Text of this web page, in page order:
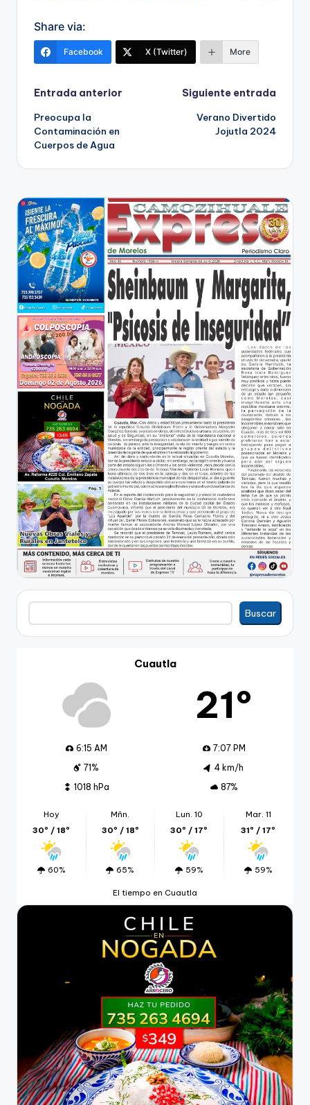
Share via:
Facebook X (Twitter) More
Navegación
de
entradas
Entrada anterior
Preocupa la
Contaminación en
Cuerpos de Agua
Siguiente entrada
Verano Divertido
Jojutla 2024
Buscar
Buscar
Cuautla
21º
6:15 AM
7:07 PM
71%
4 km/h
1018 hPa
87%
Hoy
30º / 18º
60%
Mñn.
30º / 18º
65%
Lun. 10
30º / 17º
59%
Mar. 11
31º / 17º
59%
El tiempo en Cuautla